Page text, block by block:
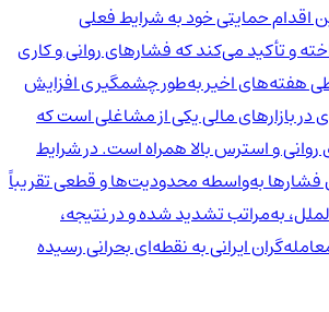
اقدام حمایتی خود به شرایط فعلی
و تأکید می‌کند که فشارهای روانی و کاری
طی هفته‌های اخیر به‌طور چشمگیری افزایش
بازارهای مالی یکی از مشاغلی است که
روانی و استرس بالا همراه است. در شرایط
فشارها به‌واسطه محدودیت‌ها و قطعی تقریباً
به‌مراتب تشدید شده و در نتیجه،
ایرانی به نقطه‌ای بحرانی رسیده